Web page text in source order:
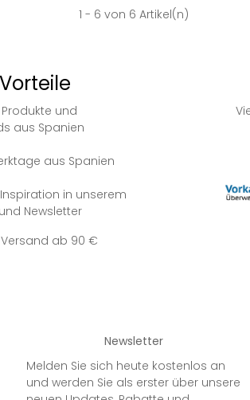
1 - 6 von 6 Artikel(n)
Produkte und
aus Spanien
aus Spanien
in unserem
Newsletter
ab 90 €
Newsletter
Melden Sie sich heute kostenlos an
und werden Sie als erster über unsere